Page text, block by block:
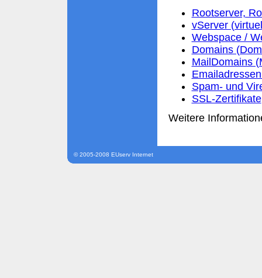
Rootserver,
vServer
Webspace /
Domains
MailDomains
Spam- und
SSL-Zertifikate
Weitere
© 2005-2008 EUserv Internet